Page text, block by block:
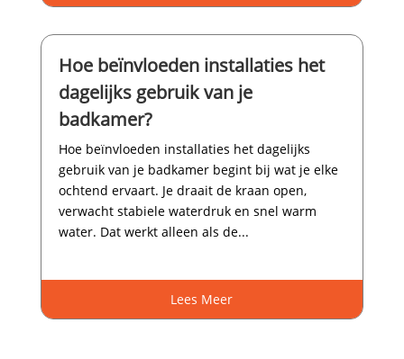
Hoe beïnvloeden installaties het
dagelijks gebruik van je
badkamer?
Hoe beïnvloeden installaties het dagelijks
gebruik van je badkamer begint bij wat je elke
ochtend ervaart.​ Je draait de kraan open,
verwacht stabiele waterdruk en snel warm
water.​ Dat werkt alleen als de...
Lees Meer